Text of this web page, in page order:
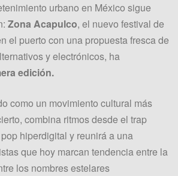
urbano en México sigue
Zona Acapulco, el nuevo festival de
el puerto con una propuesta fresca de
y electrónicos, ha
edición.
como un movimiento cultural más
combina ritmos desde el trap
hiperdigital y reunirá a una
que hoy marcan tendencia entre la
los nombres estelares